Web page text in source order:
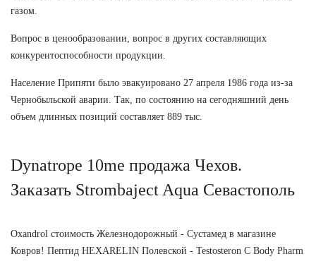
газом.
Вопрос в ценообразовании, вопрос в других составляющих
конкурентоспособности продукции.
Население Припяти было эвакуировано 27 апреля 1986 года из-за
Чернобыльской аварии. Так, по состоянию на сегодняшний день
объем длинных позиций составляет 889 тыс.
Dynatrope 10me продажа Чехов.
Заказать Strombaject Aqua Севастополь
Oxandrol стоимость Железнодорожный - Сустамед в магазине
Ковров! Пептид HEXARELIN Полевской - Testosteron C Body Pharm